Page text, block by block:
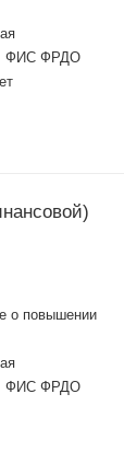
ФИС ФРДО
о повышении
ФИС ФРДО